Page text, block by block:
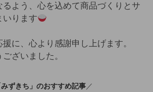
るよう、心を込めて商品づくりとサ
いります
に、心より感謝申し上げます。
ざいました。
ずきち」のおすすめ記事／